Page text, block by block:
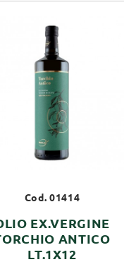
Cod. 01414
EX.VERGINE
ANTICO
LT.1X12